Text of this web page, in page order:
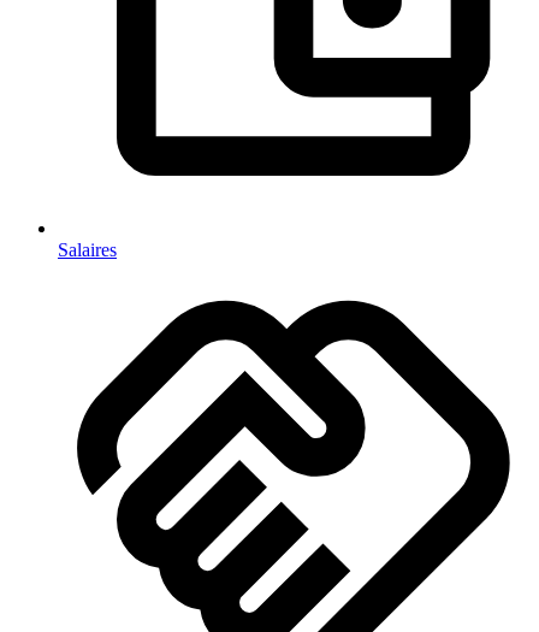
Salaires